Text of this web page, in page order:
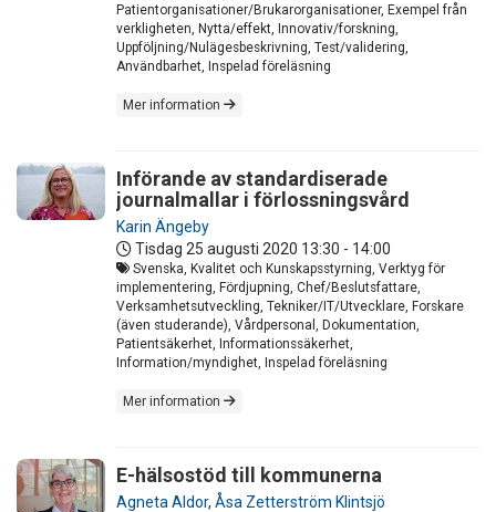
Patientorganisationer/Brukarorganisationer, Exempel från
verkligheten, Nytta/effekt, Innovativ/forskning,
Uppföljning/Nulägesbeskrivning, Test/validering,
Användbarhet, Inspelad föreläsning
Mer information
Införande av standardiserade
journalmallar i förlossningsvård
Karin Ängeby
Tisdag 25 augusti 2020 13:30 - 14:00
Svenska, Kvalitet och Kunskapsstyrning, Verktyg för
implementering, Fördjupning, Chef/Beslutsfattare,
Verksamhetsutveckling, Tekniker/IT/Utvecklare, Forskare
(även studerande), Vårdpersonal, Dokumentation,
Patientsäkerhet, Informationssäkerhet,
Information/myndighet, Inspelad föreläsning
Mer information
E-hälsostöd till kommunerna
Agneta Aldor, Åsa Zetterström Klintsjö